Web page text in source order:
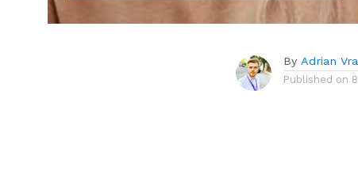
By Adrian
Published on